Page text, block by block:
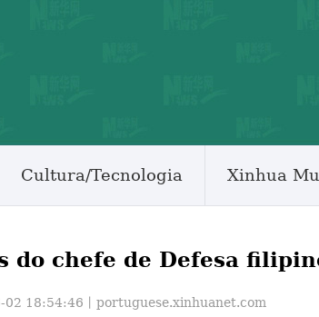
Cultura/Tecnologia Xinhua
do chefe de Defesa
18:54:46丨 portuguese.xinhuanet.com